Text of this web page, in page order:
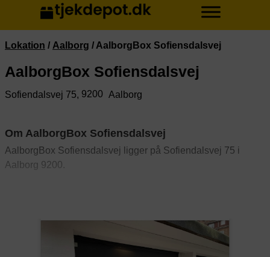
Lokation / Aalborg / AalborgBox Sofiensdalsvej
AalborgBox Sofiensdalsvej
Sofiendalsvej 75, 9200 Aalborg
Om AalborgBox Sofiensdalsvej
AalborgBox Sofiensdalsvej ligger på Sofiendalsvej 75 i
Aalborg 9200.